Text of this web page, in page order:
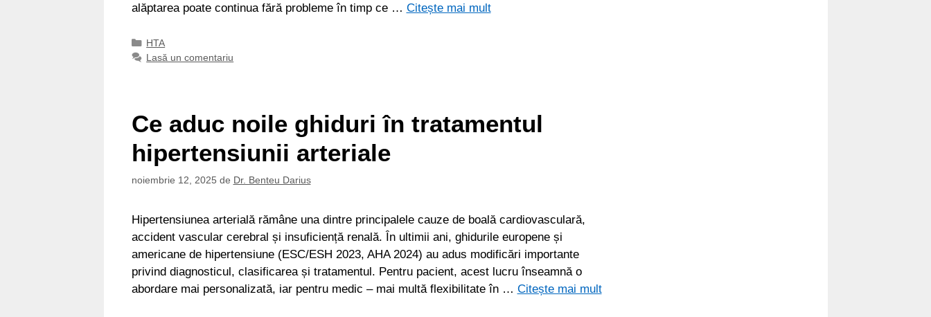
alăptarea poate continua fără probleme în timp ce … Citește mai mult
Categorii
HTA
Lasă un comentariu
Ce aduc noile ghiduri în tratamentul
hipertensiunii arteriale
noiembrie 12, 2025 de Dr. Benteu Darius
Hipertensiunea arterială rămâne una dintre principalele cauze de boală cardiovasculară,
accident vascular cerebral și insuficiență renală. În ultimii ani, ghidurile europene și
americane de hipertensiune (ESC/ESH 2023, AHA 2024) au adus modificări importante
privind diagnosticul, clasificarea și tratamentul. Pentru pacient, acest lucru înseamnă o
abordare mai personalizată, iar pentru medic – mai multă flexibilitate în … Citește mai mult